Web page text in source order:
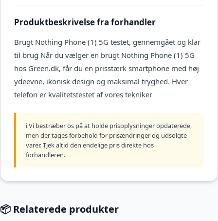
Produktbeskrivelse fra forhandler
Brugt Nothing Phone (1) 5G testet, gennemgået og klar
til brug Når du vælger en brugt Nothing Phone (1) 5G
hos Green.dk, får du en prisstærk smartphone med høj
ydeevne, ikonisk design og maksimal tryghed. Hver
telefon er kvalitetstestet af vores tekniker
ℹ️ Vi bestræber os på at holde prisoplysninger opdaterede,
men der tages forbehold for prisændringer og udsolgte
varer. Tjek altid den endelige pris direkte hos
forhandleren.
📦 Relaterede produkter